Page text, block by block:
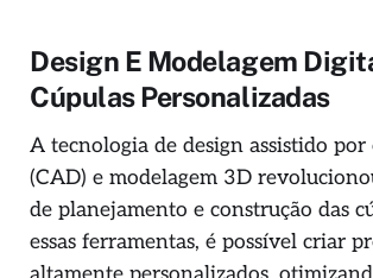
Design E Modelagem
Cúpulas Personalizadas
A tecnologia de design assistido
(CAD) e modelagem 3D
de planejamento e construção das
essas ferramentas, é possível criar